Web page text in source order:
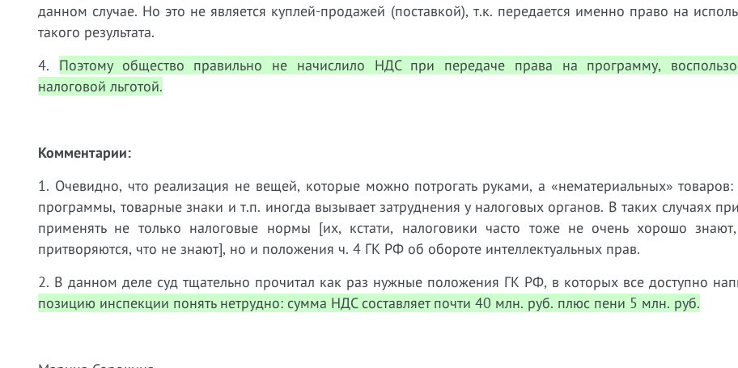
данном случае. Но это не является куплей-продажей (поставкой), т.к. передается именно право на
такого результата.
4. Поэтому общество правильно не начислило НДС при передаче права на программу,
налоговой льготой.
Комментарии:
1. Очевидно, что реализация не вещей, которые можно потрогать руками, а «нематериальных»
программы, товарные знаки и т.п. иногда вызывает затруднения у налоговых органов. В таких случаях
применять не только налоговые нормы [их, кстати, налоговики часто тоже не очень хорошо
притворяются, что не знают], но и положения ч. 4 ГК РФ об обороте интеллектуальных прав.
2. В данном деле суд тщательно прочитал как раз нужные положения ГК РФ, в которых все доступно
позицию инспекции понять нетрудно: сумма НДС составляет почти 40 млн. руб. плюс пени 5 млн. руб.